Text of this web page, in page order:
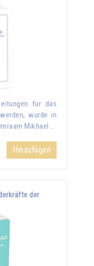
für das
wurde in
Mikhael …
Hinzufügen
der